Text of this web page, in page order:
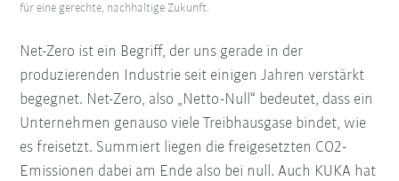
Net-Zero ist ein Begriff, der uns gerade in der
produzierenden Industrie seit einigen Jahren verstärkt
begegnet. Net-Zero, also „Netto-Null“ bedeutet, dass ein
Unternehmen genauso viele Treibhausgase bindet, wie
es freisetzt. Summiert liegen die freigesetzten CO2-
Emissionen dabei am Ende also bei null. Auch KUKA hat
für eine gerechte, nachhaltige Zukunft.